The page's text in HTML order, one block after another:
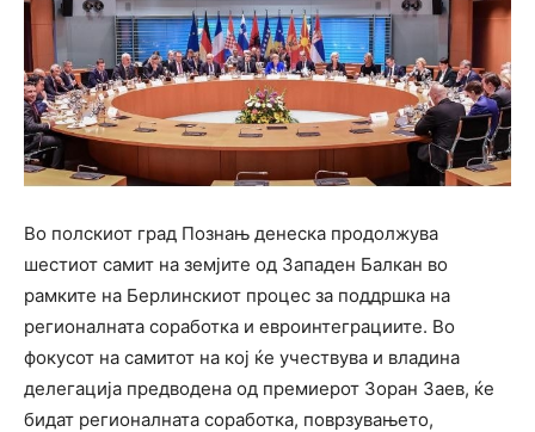
Во полскиот град Познањ денеска продолжува
шестиот самит на земјите од Западен Балкан во
рамките на Берлинскиот процес за поддршка на
регионалната соработка и евроинтеграциите. Во
фокусот на самитот на кој ќе учествува и владина
делегација предводена од премиерот Зоран Заев, ќе
бидат регионалната соработка, поврзувањето,